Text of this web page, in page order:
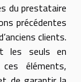
du prestataire
précédentes
clients.
les seuls en
éléments,